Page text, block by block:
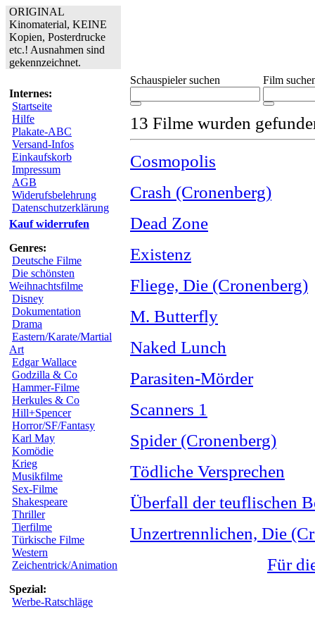
ORIGINAL
Kinomaterial, KEINE
Kopien, Posterdrucke
etc.! Ausnahmen sind
gekennzeichnet.
Internes:
Startseite
Hilfe
Plakate-ABC
Versand-Infos
Einkaufskorb
Impressum
AGB
Widerufsbelehrung
Datenschutzerklärung
Kauf widerrufen
Genres:
Deutsche Filme
Die schönsten
Weihnachtsfilme
Disney
Dokumentation
Drama
Eastern/Karate/Martial
Art
Edgar Wallace
Godzilla & Co
Hammer-Filme
Herkules & Co
Hill+Spencer
Horror/SF/Fantasy
Karl May
Komödie
Krieg
Musikfilme
Sex-Filme
Shakespeare
Thriller
Tierfilme
Türkische Filme
Western
Zeichentrick/Animation
Spezial:
Werbe-Ratschläge
Schauspieler suchen Film
13 Filme wurden
Cosmopolis
Crash (Cronenberg)
Dead Zone
Existenz
Fliege, Die (Cronenberg)
M. Butterfly
Naked Lunch
Parasiten-Mörder
Scanners 1
Spider (Cronenberg)
Tödliche Versprechen
Überfall der teuflischen
Unzertrennlichen, Die
Für